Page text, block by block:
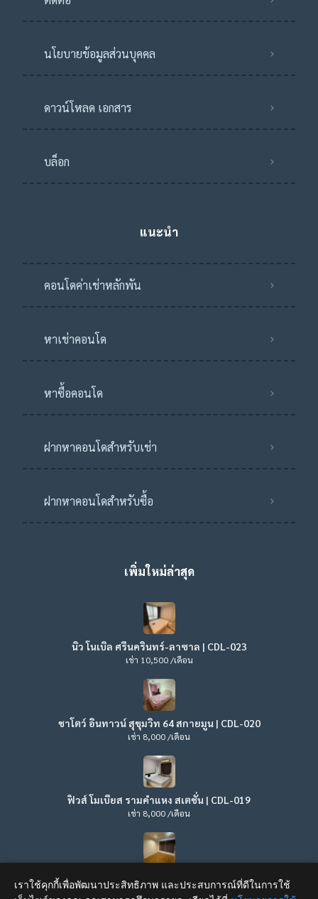
นโยบายข้อมูลส่วนบุคคล
ดาวน์โหลด เอกสาร
บล็อก
แนะนำ
คอนโดค่าเช่าหลักพัน
หาเช่าคอนโด
หาซื้อคอนโด
ฝากหาคอนโดสำหรับเช่า
ฝากหาคอนโดสำหรับซื้อ
เพิ่มใหม่ล่าสุด
นิว โนเบิล ศรีนครินทร์-ลาซาล | CDL-023
เช่า 10,500 /เดือน
ชาโตว์ อินทาวน์ สุขุมวิท 64 สกายมูน | CDL-020
เช่า 8,000 /เดือน
ฟิวส์ โมเบียส รามคำแหง สเตชั่น | CDL-019
เช่า 8,000 /เดือน
ลุมพินี วิลล์ ลาดพร้าว – โชคชัย 4 | CDL-017
เช่า 8,500 /เดือน
เราใช้คุกกี้เพื่อพัฒนาประสิทธิภาพ และประสบการณ์ที่ดีในการใช้